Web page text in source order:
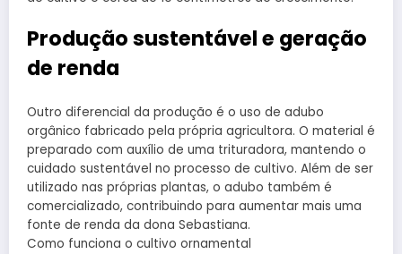
Produção sustentável e geração
de renda
Outro diferencial da produção é o uso de adubo
orgânico fabricado pela própria agricultora. O material é
preparado com auxílio de uma trituradora, mantendo o
cuidado sustentável no processo de cultivo. Além de ser
utilizado nas próprias plantas, o adubo também é
comercializado, contribuindo para aumentar mais uma
fonte de renda da dona Sebastiana.
Como funciona o cultivo ornamental